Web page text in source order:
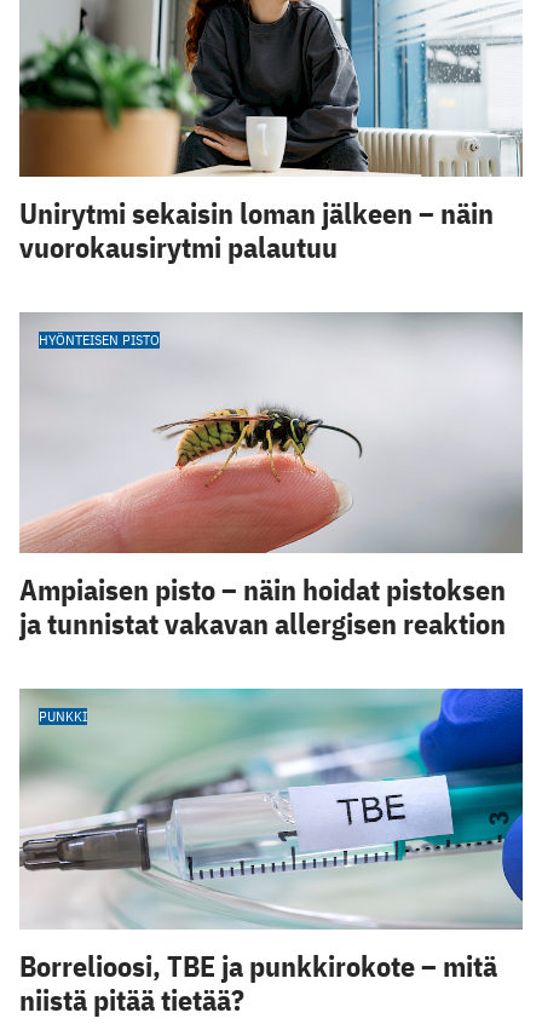
Unirytmi sekaisin loman jälkeen – näin
vuorokausirytmi palautuu
HYÖNTEISEN PISTO
Ampiaisen pisto – näin hoidat pistoksen
ja tunnistat vakavan allergisen reaktion
PUNKKI
Borrelioosi, TBE ja punkkirokote – mitä
niistä pitää tietää?